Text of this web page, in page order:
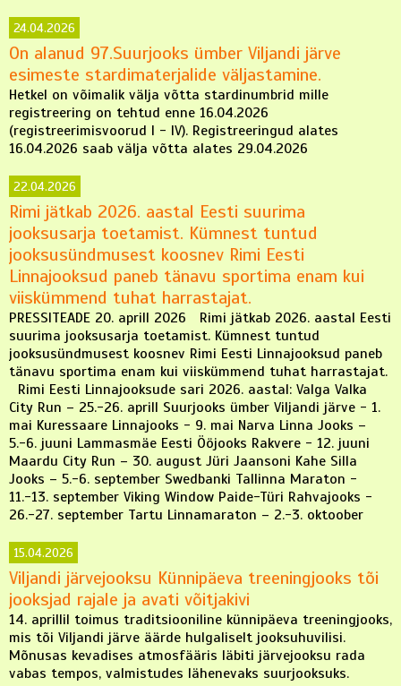
24.04.2026
On alanud 97.Suurjooks ümber Viljandi järve
esimeste stardimaterjalide väljastamine.
Hetkel on võimalik välja võtta stardinumbrid mille
registreering on tehtud enne 16.04.2026
(registreerimisvoorud I - IV). Registreeringud alates
16.04.2026 saab välja võtta alates 29.04.2026
22.04.2026
Rimi jätkab 2026. aastal Eesti suurima
jooksusarja toetamist. Kümnest tuntud
jooksusündmusest koosnev Rimi Eesti
Linnajooksud paneb tänavu sportima enam kui
viiskümmend tuhat harrastajat.
PRESSITEADE 20. aprill 2026 Rimi jätkab 2026. aastal Eesti
suurima jooksusarja toetamist. Kümnest tuntud
jooksusündmusest koosnev Rimi Eesti Linnajooksud paneb
tänavu sportima enam kui viiskümmend tuhat harrastajat.
Rimi Eesti Linnajooksude sari 2026. aastal: Valga Valka
City Run – 25.-26. aprill Suurjooks ümber Viljandi järve - 1.
mai Kuressaare Linnajooks - 9. mai Narva Linna Jooks –
5.-6. juuni Lammasmäe Eesti Ööjooks Rakvere - 12. juuni
Maardu City Run – 30. august Jüri Jaansoni Kahe Silla
Jooks – 5.-6. september Swedbanki Tallinna Maraton -
11.-13. september Viking Window Paide-Türi Rahvajooks -
26.-27. september Tartu Linnamaraton – 2.-3. oktoober
15.04.2026
Viljandi järvejooksu Künnipäeva treeningjooks tõi
jooksjad rajale ja avati võitjakivi
14. aprillil toimus traditsiooniline künnipäeva treeningjooks,
mis tõi Viljandi järve äärde hulgaliselt jooksuhuvilisi.
Mõnusas kevadises atmosfääris läbiti järvejooksu rada
vabas tempos, valmistudes lähenevaks suurjooksuks.